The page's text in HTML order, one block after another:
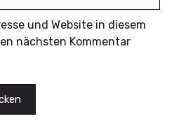
und Website in diesem
nächsten Kommentar